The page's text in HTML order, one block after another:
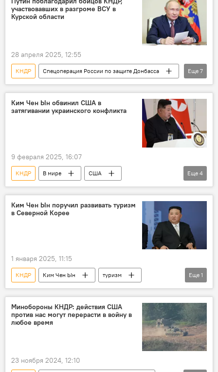
Колумнисты
участвовавших в разгроме ВСУ в
Курской области
28 апреля 2025, 12:55
КНДР
Спецоперация России по защите Донбасса
Россия
Украина
Курская область
ВСУ
Владимир Путин
Кремль
благодарность
Еще 7
Ким Чен Ын обвинил США в
затягивании украинского конфликта
9 февраля 2025, 16:07
КНДР В мире
США
Ким Чен Ын
Россия
Украина
СВО
Еще 4
Ким Чен Ын поручил развивать туризм
в Северной Корее
1 января 2025, 11:15
КНДР Ким Чен Ын
туризм
В мире
Еще 1
Минобороны КНДР: действия США
против нас могут перерасти в войну в
любое время
23 ноября 2024, 12:10